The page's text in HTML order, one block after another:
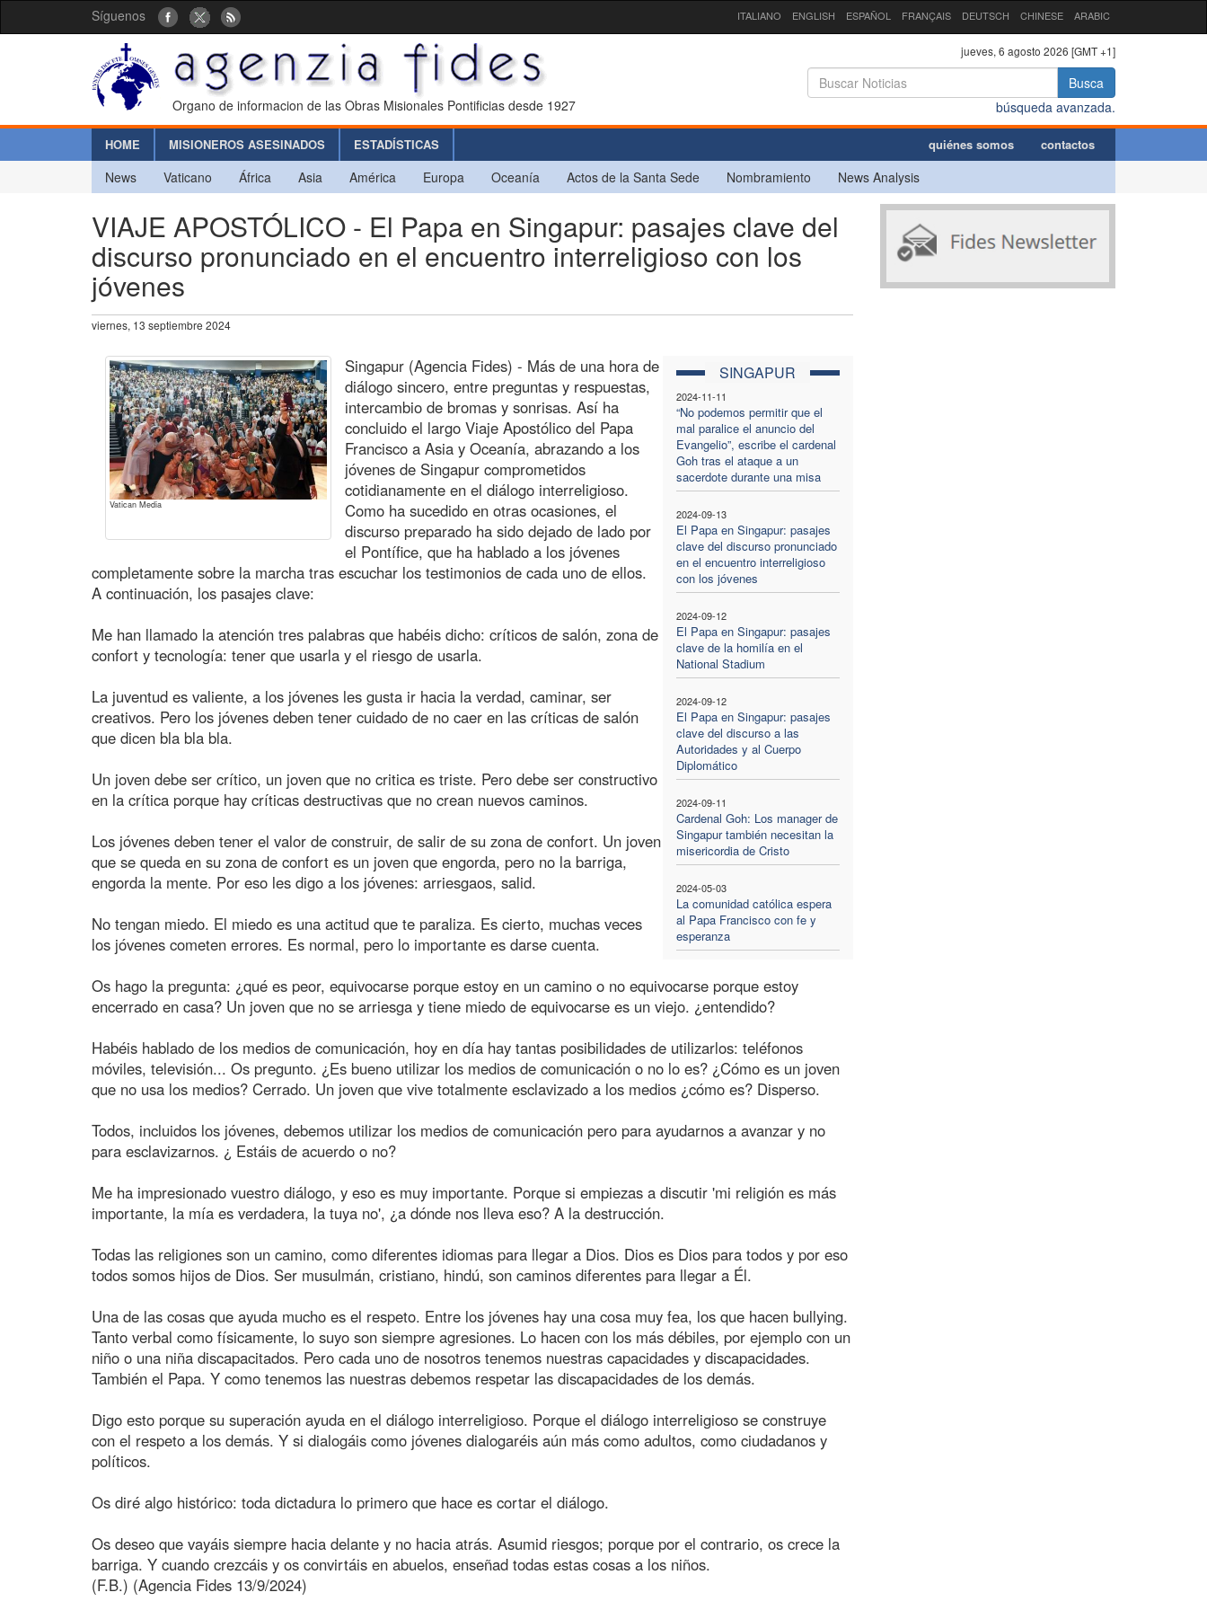
Síguenos ITALIANO ENGLISH ESPAÑOL FRANÇAIS DEUTSCH CHINESE ARABIC
Organo de informacion de las Obras Misionales Pontificias desde 1927
jueves, 6 agosto 2026 [GMT +1]
Busca
búsqueda avanzada.
HOME MISIONEROS ASESINADOS ESTADÍSTICAS quiénes somos contactos
News Vaticano África Asia América Europa Oceanía Actos de la Santa Sede Nombramiento News Analysis
VIAJE APOSTÓLICO - El Papa en Singapur: pasajes clave del
discurso pronunciado en el encuentro interreligioso con los
jóvenes
viernes, 13 septiembre 2024
Vatican Media
SINGAPUR
2024-11-11
“No podemos permitir que el
mal paralice el anuncio del
Evangelio”, escribe el cardenal
Goh tras el ataque a un
sacerdote durante una misa
2024-09-13
El Papa en Singapur: pasajes
clave del discurso pronunciado
en el encuentro interreligioso
con los jóvenes
2024-09-12
El Papa en Singapur: pasajes
clave de la homilía en el
National Stadium
2024-09-12
El Papa en Singapur: pasajes
clave del discurso a las
Autoridades y al Cuerpo
Diplomático
2024-09-11
Cardenal Goh: Los manager de
Singapur también necesitan la
misericordia de Cristo
2024-05-03
La comunidad católica espera
al Papa Francisco con fe y
esperanza
Singapur (Agencia Fides) - Más de una hora de
diálogo sincero, entre preguntas y respuestas,
intercambio de bromas y sonrisas. Así ha
concluido el largo Viaje Apostólico del Papa
Francisco a Asia y Oceanía, abrazando a los
jóvenes de Singapur comprometidos
cotidianamente en el diálogo interreligioso.
Como ha sucedido en otras ocasiones, el
discurso preparado ha sido dejado de lado por
el Pontífice, que ha hablado a los jóvenes
completamente sobre la marcha tras escuchar los testimonios de cada uno de ellos.
A continuación, los pasajes clave:
Me han llamado la atención tres palabras que habéis dicho: críticos de salón, zona de
confort y tecnología: tener que usarla y el riesgo de usarla.
La juventud es valiente, a los jóvenes les gusta ir hacia la verdad, caminar, ser
creativos. Pero los jóvenes deben tener cuidado de no caer en las críticas de salón
que dicen bla bla bla.
Un joven debe ser crítico, un joven que no critica es triste. Pero debe ser constructivo
en la crítica porque hay críticas destructivas que no crean nuevos caminos.
Los jóvenes deben tener el valor de construir, de salir de su zona de confort. Un joven
que se queda en su zona de confort es un joven que engorda, pero no la barriga,
engorda la mente. Por eso les digo a los jóvenes: arriesgaos, salid.
No tengan miedo. El miedo es una actitud que te paraliza. Es cierto, muchas veces
los jóvenes cometen errores. Es normal, pero lo importante es darse cuenta.
Os hago la pregunta: ¿qué es peor, equivocarse porque estoy en un camino o no equivocarse porque estoy
encerrado en casa? Un joven que no se arriesga y tiene miedo de equivocarse es un viejo. ¿entendido?
Habéis hablado de los medios de comunicación, hoy en día hay tantas posibilidades de utilizarlos: teléfonos
móviles, televisión... Os pregunto. ¿Es bueno utilizar los medios de comunicación o no lo es? ¿Cómo es un joven
que no usa los medios? Cerrado. Un joven que vive totalmente esclavizado a los medios ¿cómo es? Disperso.
Todos, incluidos los jóvenes, debemos utilizar los medios de comunicación pero para ayudarnos a avanzar y no
para esclavizarnos. ¿ Estáis de acuerdo o no?
Me ha impresionado vuestro diálogo, y eso es muy importante. Porque si empiezas a discutir 'mi religión es más
importante, la mía es verdadera, la tuya no', ¿a dónde nos lleva eso? A la destrucción.
Todas las religiones son un camino, como diferentes idiomas para llegar a Dios. Dios es Dios para todos y por eso
todos somos hijos de Dios. Ser musulmán, cristiano, hindú, son caminos diferentes para llegar a Él.
Una de las cosas que ayuda mucho es el respeto. Entre los jóvenes hay una cosa muy fea, los que hacen bullying.
Tanto verbal como físicamente, lo suyo son siempre agresiones. Lo hacen con los más débiles, por ejemplo con un
niño o una niña discapacitados. Pero cada uno de nosotros tenemos nuestras capacidades y discapacidades.
También el Papa. Y como tenemos las nuestras debemos respetar las discapacidades de los demás.
Digo esto porque su superación ayuda en el diálogo interreligioso. Porque el diálogo interreligioso se construye
con el respeto a los demás. Y si dialogáis como jóvenes dialogaréis aún más como adultos, como ciudadanos y
políticos.
Os diré algo histórico: toda dictadura lo primero que hace es cortar el diálogo.
Os deseo que vayáis siempre hacia delante y no hacia atrás. Asumid riesgos; porque por el contrario, os crece la
barriga. Y cuando crezcáis y os convirtáis en abuelos, enseñad todas estas cosas a los niños.
(F.B.) (Agencia Fides 13/9/2024)